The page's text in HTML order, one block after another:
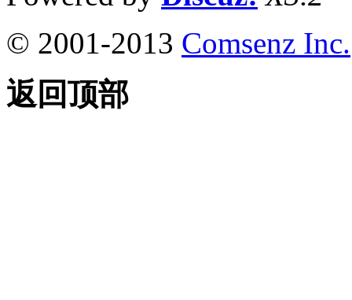
© 2001-2013 Comsenz Inc.
返回顶部